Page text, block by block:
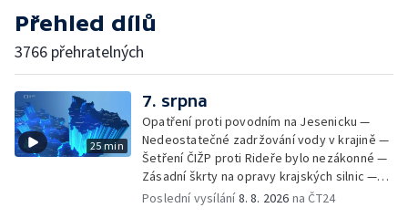
Přehled dílů
3766 přehratelných
25 min
7. srpna
Opatření proti povodním na Jesenicku —
Nedeostatečné zadržování vody v krajině —
Šetření ČIŽP proti Rideře bylo nezákonné —
Zásadní škrty na opravy krajských silnic —
Zásadní škrty na opravy krajských silnic —
Poslední vysílání8. 8. 2026 na ČT24